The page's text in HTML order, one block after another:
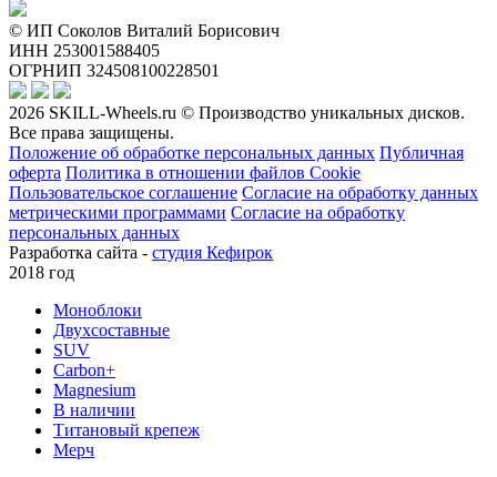
© ИП Соколов Виталий Борисович
ИНН 253001588405
ОГРНИП 324508100228501
2026 SKILL-Wheels.ru © Производство уникальных дисков.
Все права защищены.
Положение об обработке персональных данных Публичная
оферта Политика в отношении файлов Cookie
Пользовательское соглашение Согласие на обработку данных
метрическими программами Согласие на обработку
персональных данных
Разработка сайта - студия Кефирок
2018 год
Моноблоки
Двухсоставные
SUV
Carbon+
Magnesium
В наличии
Титановый крепеж
Мерч